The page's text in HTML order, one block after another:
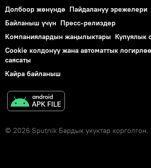
Долбоор жөнүндө Пайдалануу эрежелери
Байланыш үчүн Пресс-релиздер
Компаниялардын жаңылыктары Купуялык
Cookie колдонуу жана автоматтык логирлөө
саясаты
Кайра байланыш
© 2026 Sputnik Бардык укуктар корголгон.